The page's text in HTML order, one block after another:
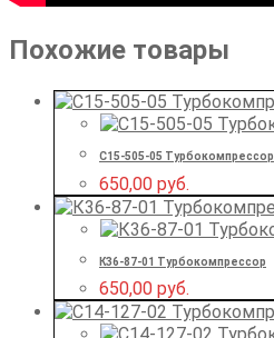
Похожие товары
С15-505-05 Турбокомпрессор
650,00 руб.
К36-87-01 Турбокомпрессор
650,00 руб.